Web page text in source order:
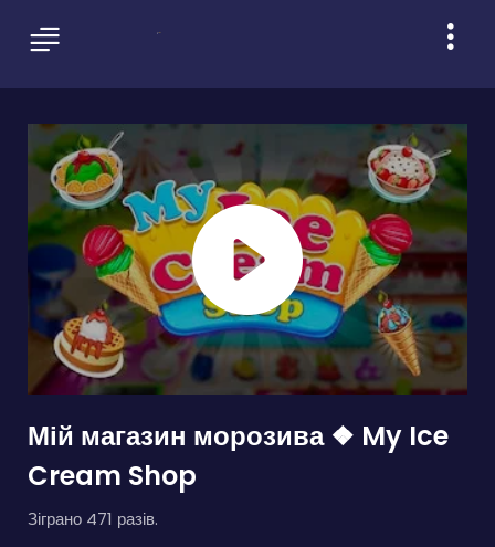
Мій магазин морозива ❖ My Ice
Cream Shop
Зіграно 471 разів.